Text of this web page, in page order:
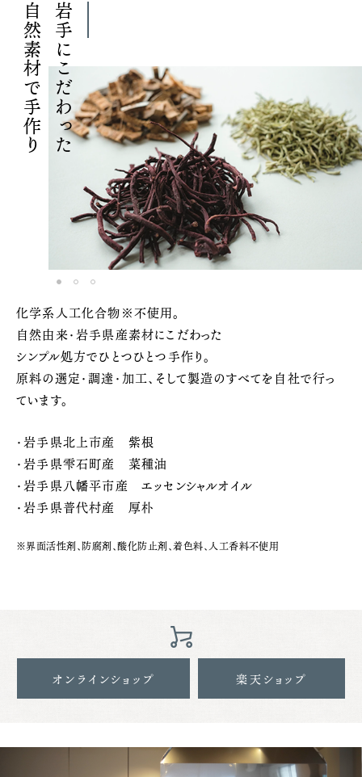
岩手にこだわった
自然素材で
手作り
化学系人工化合物※不使用。
自然由来・岩手県産素材にこだわった
シンプル処方でひとつひとつ手作り。
原料の選定・調達・加工、そして製造のすべてを自社で行っ
ています。
・岩手県北上市産 紫根
・岩手県雫石町産 菜種油
・岩手県八幡平市産 エッセンシャルオイル
・岩手県普代村産 厚朴
※界面活性剤、防腐剤、酸化防止剤、着色料、人工香料不使用
オンラインショップ 楽天ショップ